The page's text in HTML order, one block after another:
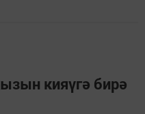
кияүгә бирә